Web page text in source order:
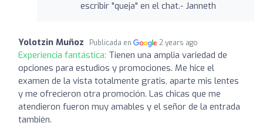
escribir "queja" en el chat.- Janneth
Yolotzin Muñoz Publicada en 2 years ago
Experiencia fantástica: Tienen una amplia variedad de
opciones para estudios y promociones. Me hice el
examen de la vista totalmente gratis, aparte mis lentes
y me ofrecieron otra promoción. Las chicas que me
atendieron fueron muy amables y el señor de la entrada
también.